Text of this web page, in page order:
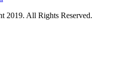
2019. All Rights Reserved.